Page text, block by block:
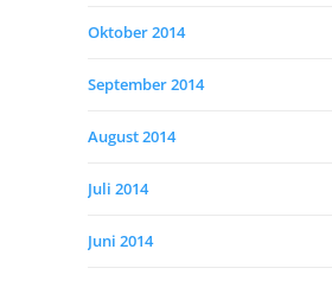
Oktober 2014
September 2014
August 2014
Juli 2014
Juni 2014